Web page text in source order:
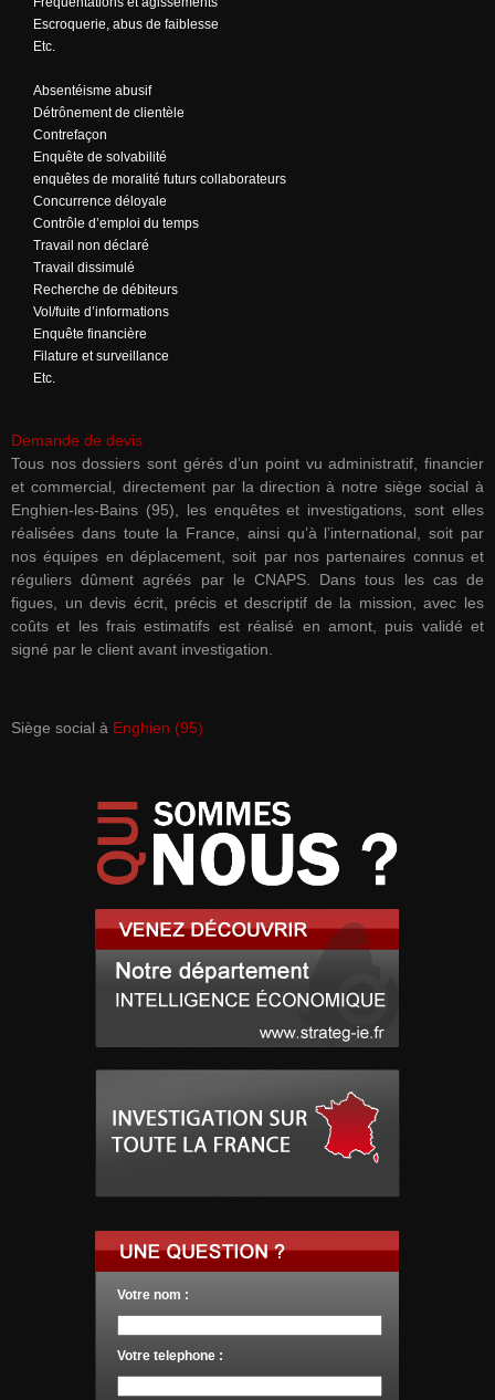
Escroquerie, abus de faiblesse
Etc.
Absentéisme abusif
Détrônement de clientèle
Contrefaçon
Enquête de solvabilité
enquêtes de moralité futurs collaborateurs
Concurrence déloyale
Contrôle d’emploi du temps
Travail non déclaré
Travail dissimulé
Recherche de débiteurs
Vol/fuite d’informations
Enquête financière
Filature et surveillance
Etc.
Demande de devis
Tous nos dossiers sont gérés d’un point vu administratif, financier
et commercial, directement par la direction à notre siège social à
Enghien-les-Bains (95), les enquêtes et investigations, sont elles
réalisées dans toute la France, ainsi qu’à l’international, soit par
nos équipes en déplacement, soit par nos partenaires connus et
réguliers dûment agréés par le CNAPS. Dans tous les cas de
figues, un devis écrit, précis et descriptif de la mission, avec les
coûts et les frais estimatifs est réalisé en amont, puis validé et
signé par le client avant investigation.
Siège social à Enghien (95)
Votre nom :
Votre telephone :